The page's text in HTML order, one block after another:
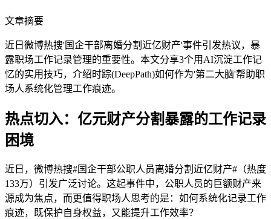
文章摘要
近日微博热搜'国企干部离婚分割近亿财产'事件引发热议，暴
露职场工作记录管理的重要性。本文分享3个用AI沉淀工作记
忆的实用技巧，介绍时踪(DeepPath)如何作为'第二大脑'帮助职
场人系统化管理工作痕迹。
热点切入：亿元财产分割暴露的工作记录
困境
近日，微博热搜#国企干部公职人员离婚分割近亿财产#（热度
133万）引发广泛讨论。这起事件中，公职人员的巨额财产来
源成为焦点，而更值得职场人思考的是：如何系统化记录工作
痕迹，既保护自身权益，又能提升工作效率？